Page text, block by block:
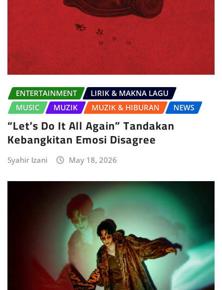
ENTERTAINMENT
LIRIK & MAKNA LAGU
MUSIC
MUZIK MUZIK & HIBURAN NEWS
“Let’s Do It All Again” Tandakan
Kebangkitan Emosi Disagree
Syahir Izani May 18, 2026